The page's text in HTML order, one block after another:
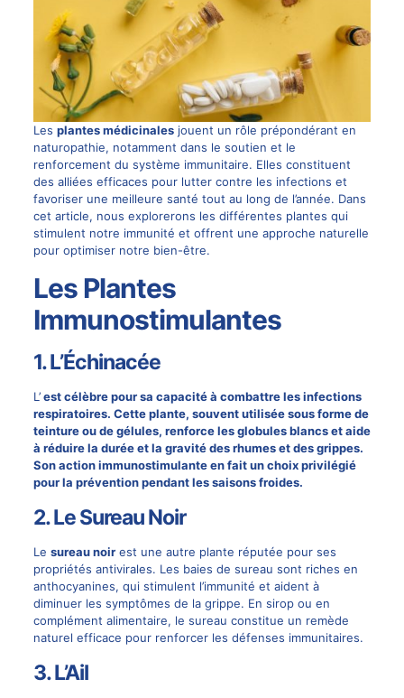
Les plantes médicinalesjouent un rôle prépondérant en
naturopathie, notamment dans le soutien et le
renforcement du système immunitaire. Elles constituent
des alliées efficaces pour lutter contre les infections et
favoriser une meilleure santé tout au long de l’année. Dans
cet article, nous explorerons les différentes plantes qui
stimulent notre immunité et offrent une approche naturelle
pour optimiser notre bien-être.
Les Plantes
Immunostimulantes
1. L’Échinacée
L’est célèbre pour sa capacité à combattre les infections
respiratoires. Cette plante, souvent utilisée sous forme de
teinture ou de gélules, renforce lesglobules blancset aide
à réduire la durée et la gravité des rhumes et des grippes.
Son action immunostimulante en fait un choix privilégié
pour la prévention pendant les saisons froides.
2. Le Sureau Noir
Le sureau noirest une autre plante réputée pour ses
propriétés antivirales. Les baies de sureau sont riches en
anthocyanines, qui stimulent l’immunité et aident à
diminuer les symptômes de la grippe. En sirop ou en
complément alimentaire, le sureau constitue un remède
naturel efficace pour renforcer les défenses immunitaires.
3. L’Ail